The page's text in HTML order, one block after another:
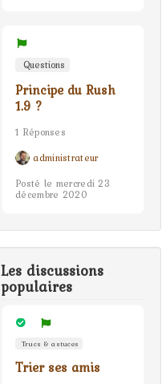
Questions
Principe du Rush
1.9 ?
1 Réponses
administrateur
Posté le mercredi 23
décembre 2020
Les discussions
populaires
Trucs & astuces
Trier ses amis